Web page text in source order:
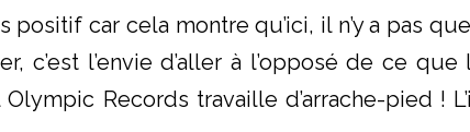
positif car cela montre qu’ici, il n’y a pas
l’envie d’aller à l’opposé de ce
Records travaille d’arrache-pied !